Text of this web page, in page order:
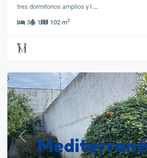
tres dormitorios amplios y l ...
3 1 102 m2
Previous